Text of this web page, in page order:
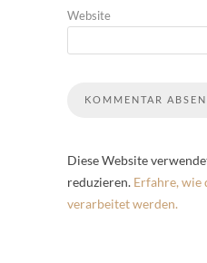
Website
Diese Website
reduzieren. Erfahre, wie
verarbeitet werden.